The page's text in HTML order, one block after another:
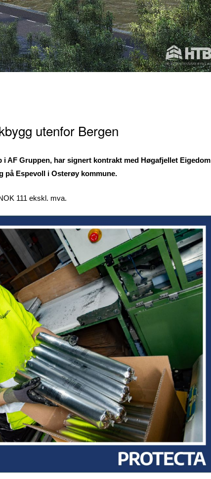
utenfor Bergen
i AF Gruppen, har signert kontrakt med Høgafjellet Eigedom
på Espevoll i Osterøy kommune.
111 ekskl. mva.